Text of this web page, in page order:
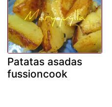
Patatas asadas
fussioncook